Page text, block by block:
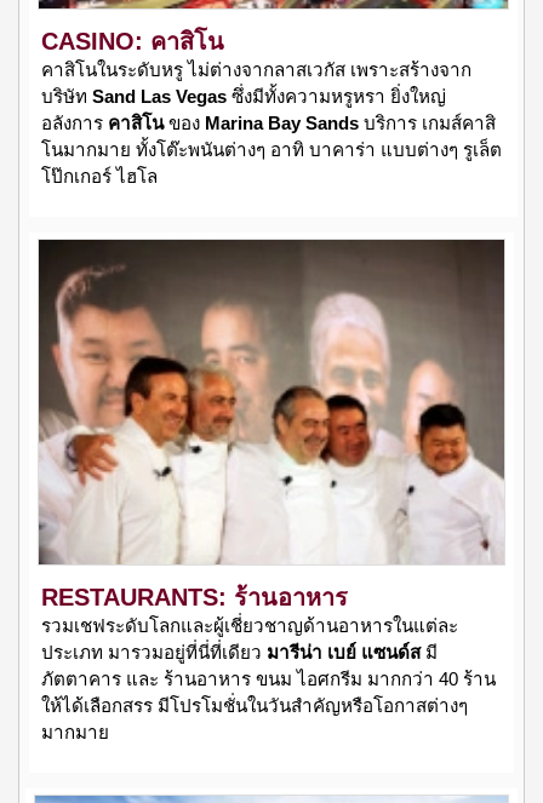
CASINO: คาสิโน
คาสิโนในระดับหรู ไม่ต่างจากลาสเวกัส เพราะสร้างจาก
บริษัท Sand Las Vegas ซึ่งมีทั้งความหรูหรา ยิ่งใหญ่
อลังการ คาสิโนของ Marina Bay Sands บริการ เกมส์คาสิ
โนมากมาย ทั้งโต๊ะพนันต่างๆ อาทิ บาคาร่า แบบต่างๆ รูเล็ต
โป๊กเกอร์ ไฮโล
RESTAURANTS: ร้านอาหาร
รวมเชฟระดับโลกและผู้เชี่ยวชาญด้านอาหารในแต่ละ
ประเภท มารวมอยู่ที่นี่ที่เดียว มารีน่า เบย์ แซนด์สมี
ภัตตาคาร และ ร้านอาหาร ขนม ไอศกรีม มากกว่า 40 ร้าน
ให้ได้เลือกสรร มีโปรโมชั่นในวันสำคัญหรือโอกาสต่างๆ
มากมาย